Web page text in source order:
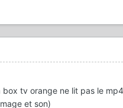
tv orange ne lit pas le
et son)